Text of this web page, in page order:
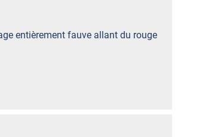
entièrement fauve allant du rouge